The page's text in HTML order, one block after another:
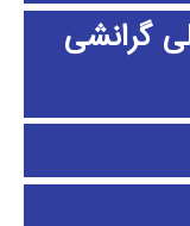
گرانشی